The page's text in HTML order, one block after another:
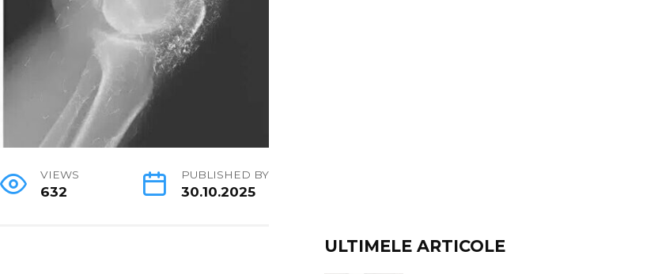
VIEWS
632
PUBLISHED BY
30.10.2025
ULTIMELE ARTICOLE